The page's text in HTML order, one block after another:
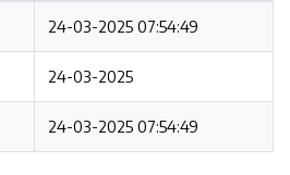
24-03-2025 07:54:49
24-03-2025
24-03-2025 07:54:49